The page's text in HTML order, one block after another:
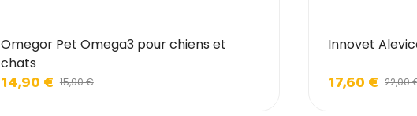
Omegor Pet Omega3 pour chiens et
chats
14,90 € 15,90 €
Innovet
17,60 € 22,00